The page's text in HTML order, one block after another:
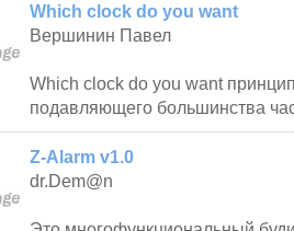
Which clock do you want
Вершинин Павел
Which clock do you want
подавляющего большинства
Z-Alarm v1.0
dr.Dem@n